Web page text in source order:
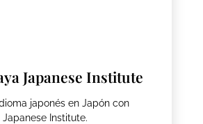
Japanese Institute
japonés en Japón con
Institute.